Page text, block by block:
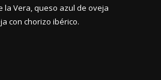
la Vera, queso azul de oveja
con chorizo ibérico.